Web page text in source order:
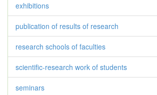
exhibitions
publication of results of research
research schools of faculties
scientific-research work of students
seminars